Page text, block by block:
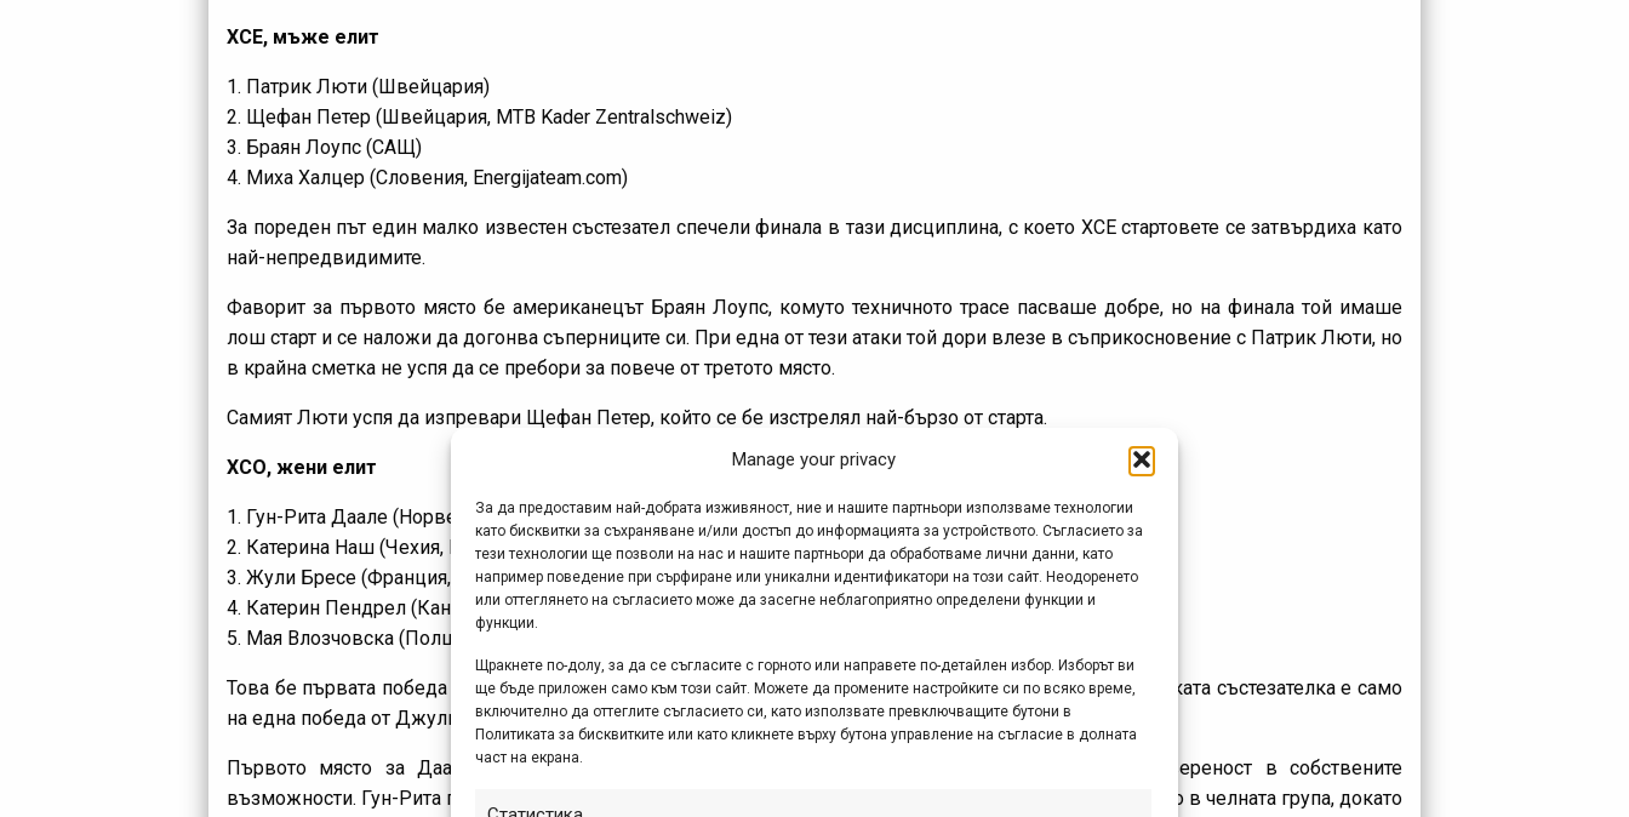
Manage your privacy
За да предоставим най-добрата изживяност, ние и нашите партньори използваме технологии
като бисквитки за съхраняване и/или достъп до информацията за устройството. Съгласието за
тези технологии ще позволи на нас и нашите партньори да обработваме лични данни, като
например поведение при сърфиране или уникални идентификатори на този сайт. Неодоренето
или оттеглянето на съгласието може да засегне неблагоприятно определени функции и
функции.
Щракнете по-долу, за да се съгласите с горното или направете по-детайлен избор. Изборът ви
ще бъде приложен само към този сайт. Можете да промените настройките си по всяко време,
включително да оттеглите съгласието си, като използвате превключващите бутони в
Политиката за бисквитките или като кликнете върху бутона управление на съгласие в долната
част на екрана.
ХСЕ, мъже елит
1. Патрик Люти (Швейцария)
2. Щефан Петер (Швейцария, MTB Kader Zentralschweiz)
3. Браян Лоупс (САЩ)
4. Миха Халцер (Словения, Energijateam.com)
За пореден път един малко известен състезател спечели финала в тази дисциплина, с което XCE стартовете се затвърдиха като
най-непредвидимите.
Фаворит за първото място бе американецът Браян Лоупс, комуто техничното трасе пасваше добре, но на финала той имаше
лош старт и се наложи да догонва съперниците си. При една от тези атаки той дори влезе в съприкосновение с Патрик Люти, но
в крайна сметка не успя да се пребори за повече от третото място.
Самият Люти успя да изпревари Щефан Петер, който се бе изстрелял най-бързо от старта.
ХСО, жени елит
1. Гун-Рита Даале (Норвегия, Multivan Merida Biking Team) 1:39:57
2. Катерина Наш (Чехия, Luna Pro Team)
3. Жули Бресе (Франция, BH – SR Suntour – Peisey Vallandry)
4. Катерин Пендрел (Канада, Luna Pro Team)
5. Мая Влозчовска (Полша, CCC Polkowice)
Това бе първата победа за Гун-Рита от 2008 г. насам, но 27-ма в кариерата ѝ. С подобен актив норвежката състезателка е само
на една победа от Джули Фуртадо, която за момента е ХС спортистката с най-много победи в СК.
Първото място за Даале дойде тъкмо навреме преди Олимпийските игри, за да ѝ вдъхне увереност в собствените
възможности. Гун-Рита поведе колоната от старта, но след това просто караше внимателно и търпеливо в челната група, докато